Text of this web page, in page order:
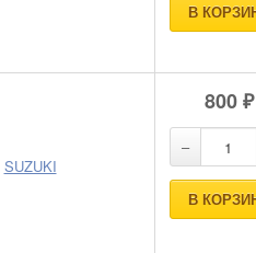
В
SUZUKI
800₽
В